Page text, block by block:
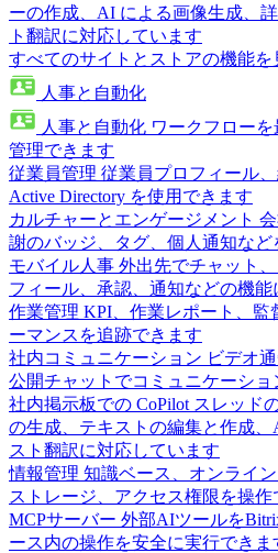
ーの作成、AI による画像生成、
ト翻訳に対応しています
すべてのサイトとストアの機能を
人事と自動化
人事と自動化 ワークフロー
管理できます
従業員管理 従業員プロフィール
Active Directory を使用できます
カルチャーとエンゲージメント
謝のバッジ、タグ、個人通知など
モバイル人事 外出先でチャット
フィール、承認、通知などの機
作業管理 KPI、作業レポート、監
ーマンスを追跡できます
社内コミュニケーション ビデオ
公開チャットでコミュニケーシ
社内掲示板での CoPilot スレッド
の生成、テキストの編集と作成
スト翻訳に対応しています
情報管理 知識ベース、オンライ
ストレージ、アクセス権限を操作
MCPサーバー 外部AIツールを
ース内の操作を安全に実行できま